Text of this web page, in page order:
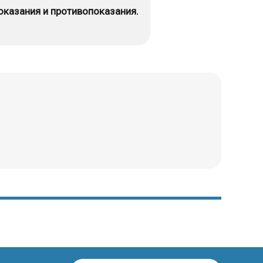
губы лопаточной впадины;
и противопоказания.